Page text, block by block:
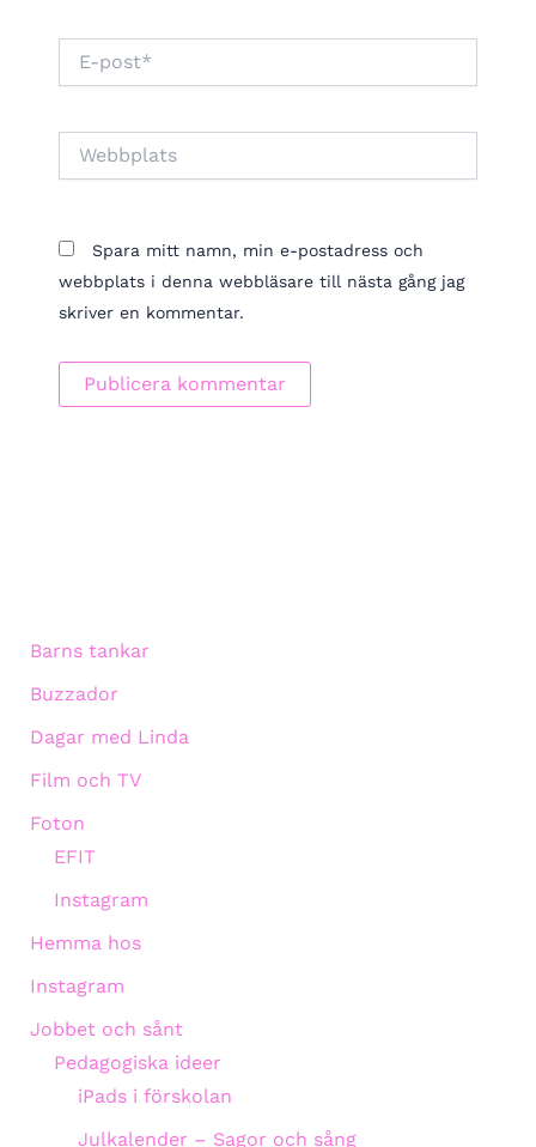
post*
Spara mitt namn, min e-postadress och
webbplats i denna webbläsare till nästa gång jag
skriver en kommentar.
Barns tankar
Buzzador
Dagar med Linda
Film och TV
Foton
EFIT
Instagram
Hemma hos
Instagram
Jobbet och sånt
Pedagogiska ideer
iPads i förskolan
Julkalender – Sagor och sång